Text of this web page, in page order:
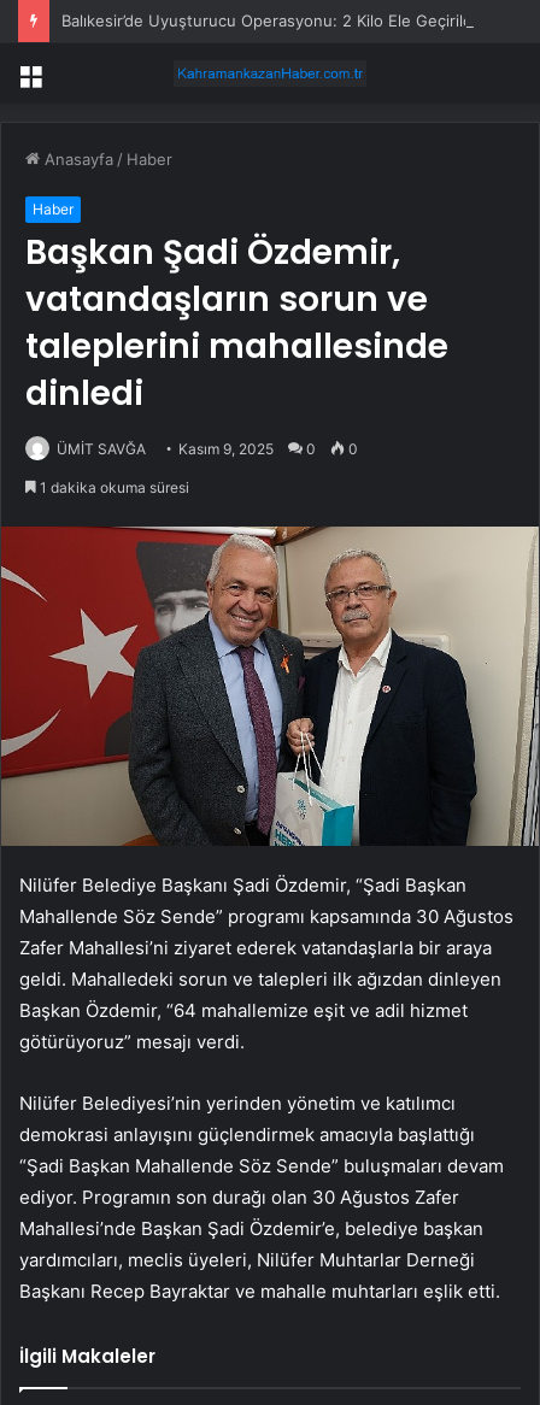
Balıkesir’de Uyuşturucu Operasyonu: 2 Kilo Ele Geçirildi
Menü
Anasayfa / Haber
Haber
Başkan Şadi Özdemir,
vatandaşların sorun ve
taleplerini mahallesinde
dinledi
ÜMİT SAVĞA Kasım 9, 2025 0 0
1 dakika okuma süresi
Nilüfer Belediye Başkanı Şadi Özdemir, “Şadi Başkan
Mahallende Söz Sende” programı kapsamında 30 Ağustos
Zafer Mahallesi’ni ziyaret ederek vatandaşlarla bir araya
geldi. Mahalledeki sorun ve talepleri ilk ağızdan dinleyen
Başkan Özdemir, “64 mahallemize eşit ve adil hizmet
götürüyoruz” mesajı verdi.
Nilüfer Belediyesi’nin yerinden yönetim ve katılımcı
demokrasi anlayışını güçlendirmek amacıyla başlattığı
“Şadi Başkan Mahallende Söz Sende” buluşmaları devam
ediyor. Programın son durağı olan 30 Ağustos Zafer
Mahallesi’nde Başkan Şadi Özdemir’e, belediye başkan
yardımcıları, meclis üyeleri, Nilüfer Muhtarlar Derneği
Başkanı Recep Bayraktar ve mahalle muhtarları eşlik etti.
İlgili Makaleler